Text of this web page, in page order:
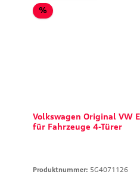
%Rabatt
Volkswagen Original VW
für Fahrzeuge 4-Türer
Produktnummer: 5G4071126